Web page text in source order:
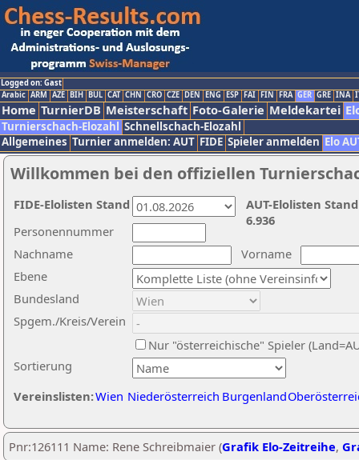
Logged on: Gast
Arabic ARM AZE BIH BUL CAT CHN CRO CZE DEN ENG ESP FAI FIN FRA GER GRE INA
Home TurnierDB Meisterschaft Foto-Galerie Meldekartei
Turnierschach-Elozahl Schnellschach-Elozahl
Allgemeines Turnier anmelden: AUT FIDE Spieler anmelden Elo
Willkommen bei den offiziellen
Nachname
Vorname
Ebene
Sortierung
Personennummer
Bundesland
Spgem./Kreis/Verein
Nur "österreichische" Spieler
Vereinslisten:Wien Niederösterreich Burgenland
AUT-Elolisten
6.936
FIDE-Elolisten Stand
Pnr:126111 Name: Rene Schreibmaier (Grafik Elo-Zeitreihe,